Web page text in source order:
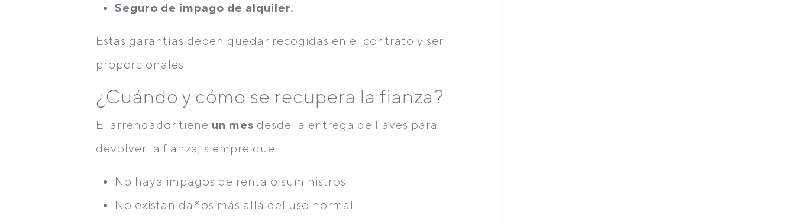
Seguro de impago de alquiler.
Estas garantías deben quedar recogidas en el contrato y ser
proporcionales.
¿Cuándo y cómo se recupera la fianza?
El arrendador tiene un mes desde la entrega de llaves para
devolver la fianza, siempre que:
No haya impagos de renta o suministros.
No existan daños más allá del uso normal.